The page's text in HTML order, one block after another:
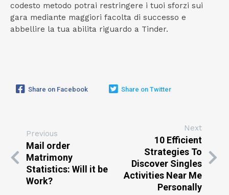
codesto metodo potrai restringere i tuoi sforzi sui
gara mediante maggiori facolta di successo e
abbellire la tua abilita riguardo a Tinder.
Share on Facebook Share on Twitter
Previous
Mail order
Matrimony
Statistics: Will it be
Work?
Next
10 Efficient
Strategies To
Discover Singles
Activities Near Me
Personally